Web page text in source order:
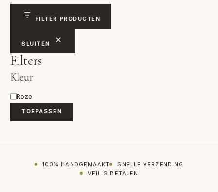
FILTER PRODUCTEN
SLUITEN
Filters
Kleur
Kleur
Roze
TOEPASSEN
100% HANDGEMAAKT
SNELLE VERZENDING
VEILIG BETALEN